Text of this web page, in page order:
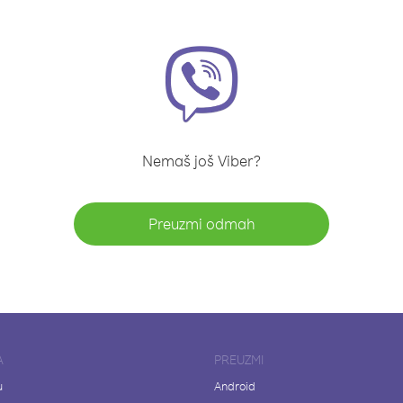
Nemaš još Viber?
Preuzmi odmah
PREUZMI
Android